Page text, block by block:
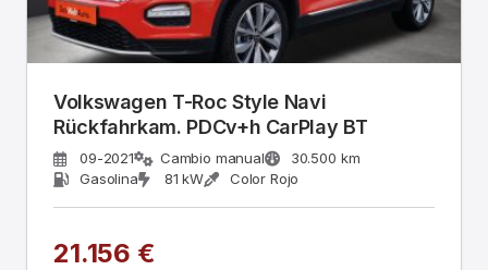
Volkswagen T-Roc Style Navi
Rückfahrkam. PDCv+h CarPlay BT
09-2021 Cambio manual
30.500 km
Gasolina
81 kW Color Rojo
21.156 €